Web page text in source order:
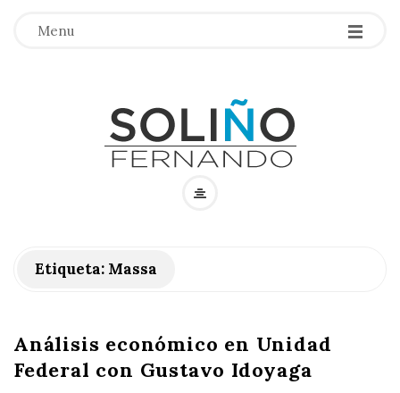
Menu
r
a
Etiqueta: Massa
Análisis económico en Unidad
Federal con Gustavo Idoyaga